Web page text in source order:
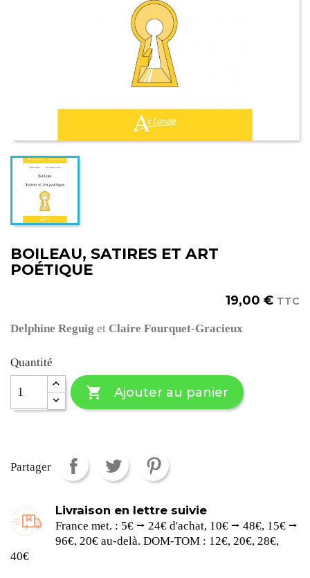
BOILEAU, SATIRES ET ART
POÉTIQUE
19,00 € TTC
Delphine Reguig et Claire Fourquet-Gracieux
Quantité
 Ajouter au panier
Partager
Livraison en lettre suivie
France met. : 5€ ⭢ 24€ d'achat, 10€ ⭢ 48€, 15€ ⭢
96€, 20€ au-delà. DOM-TOM : 12€, 20€, 28€,
40€